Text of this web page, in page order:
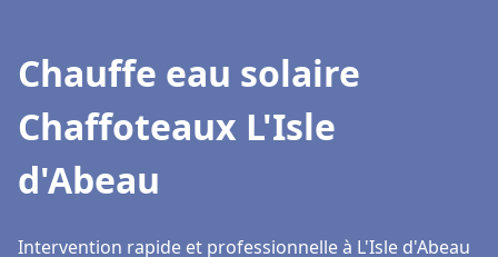
Chauffe eau solaire
Chaffoteaux L'Isle
d'Abeau
Intervention rapide et professionnelle à L'Isle d'Abeau